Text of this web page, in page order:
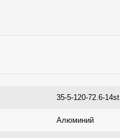
35-5-120-72.6-14st
Алюминий